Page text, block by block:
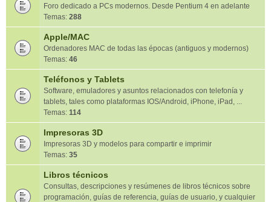
Foro dedicado a PCs modernos. Desde Pentium 4 en adelante
Temas: 288
Apple/MAC
Ordenadores MAC de todas las épocas (antiguos y modernos)
Temas: 46
Teléfonos y Tablets
Software, emuladores y asuntos relacionados con telefonía y
tablets, tales como plataformas IOS/Android, iPhone, iPad, ...
Temas: 114
Impresoras 3D
Impresoras 3D y modelos para compartir e imprimir
Temas: 35
Libros técnicos
Consultas, descripciones y resúmenes de libros técnicos sobre
programación, guías de referencia, guías de usuario, y cualquier